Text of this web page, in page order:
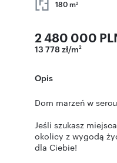
180 m2
2 480 000
13 778 zł/m2
Opis
Dom marzeń w
Jeśli szukasz
okolicy z wygodą
dla Ciebie!